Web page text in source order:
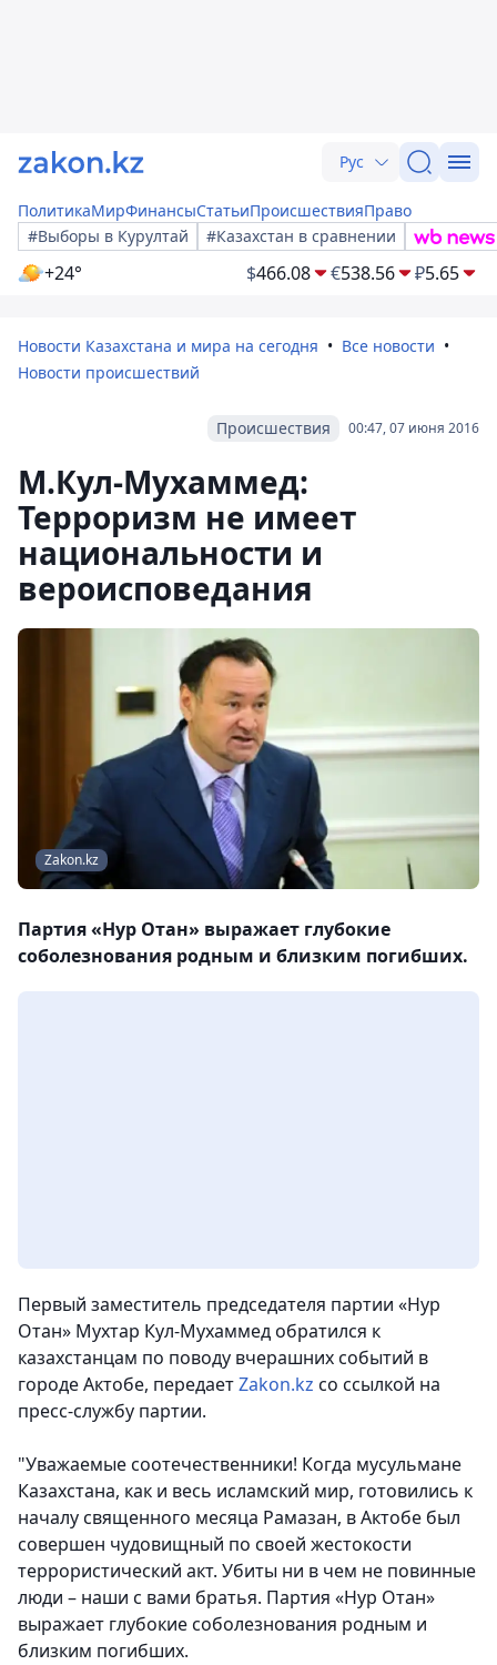
Рус
ПолитикаМирФинансыСтатьиПроисшествияПраво
#Выборы в Курултай
#Казахстан в сравнении
+24° $466.08 €538.56 ₽5.65
Новости Казахстана и мира на сегодня
Все новости
Новости происшествий
00:47, 07 июня 2016
Происшествия
М.Кул-Мухаммед:
Терроризм не имеет
национальности и
вероисповедания
Zakon.kz
Партия «Нур Отан» выражает глубокие
соболезнования родным и близким погибших.
Первый заместитель председателя партии «Нур
Отан» Мухтар Кул-Мухаммед обратился к
казахстанцам по поводу вчерашних событий в
городе Актобе, передаетZakon.kz со ссылкой на
пресс-службу партии.
"Уважаемые соотечественники! Когда мусульмане
Казахстана, как и весь исламский мир, готовились к
началу священного месяца Рамазан, в Актобе был
совершен чудовищный по своей жестокости
террористический акт. Убиты ни в чем не повинные
люди – наши с вами братья. Партия «Нур Отан»
выражает глубокие соболезнования родным и
близким погибших.